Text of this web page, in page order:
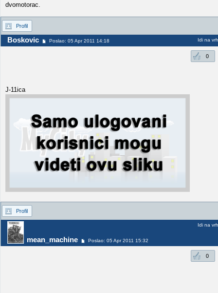
dvomotorac.
Profil
Boskovic Poslao: 05 Apr 2011 14:18 Idi na vrh
0
J-11ica
Profil
mean_machine Poslao: 05 Apr 2011 15:32
Idi na vrh
0